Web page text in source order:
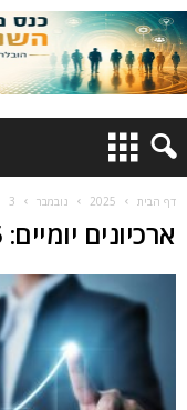
דף הבית 2025 נובמבר 3
ארכיונים יומיים: 03/11/2025